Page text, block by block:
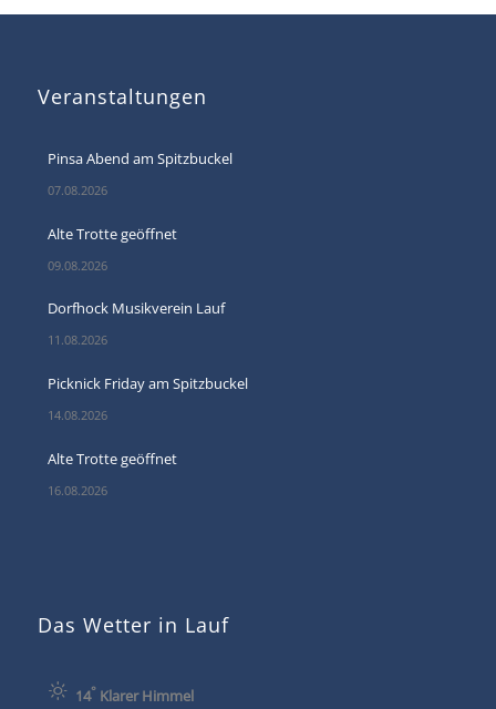
Veranstaltungen
Pinsa Abend am Spitzbuckel
07.08.2026
Alte Trotte geöffnet
09.08.2026
Dorfhock Musikverein Lauf
11.08.2026
Picknick Friday am Spitzbuckel
14.08.2026
Alte Trotte geöffnet
16.08.2026
Das Wetter in Lauf
14°Klarer Himmel